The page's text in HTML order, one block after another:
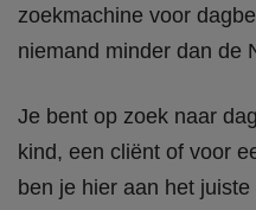
zoekmachine voor
niemand minder dan de
Je bent op zoek naar
kind, een cliënt of voor
ben je hier aan het